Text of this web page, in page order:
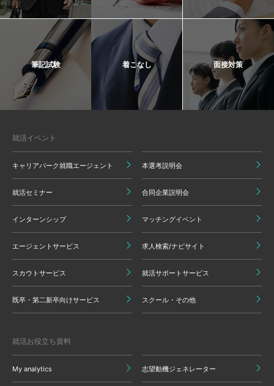
筆記試験 着こなし 面接対策
就活イベント
キャリアパーク就職エージェント 本選考説明会
就活セミナー 合同企業説明会
インターンシップ マッチングイベント
エージェントサービス 求人検索/ナビサイト
スカウトサービス 就活サポートサービス
既卒・第二新卒向けサービス スクール・その他
就活お役立ち資料
My analytics 志望動機ジェネレーター